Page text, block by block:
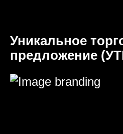
Уникальное
предложение